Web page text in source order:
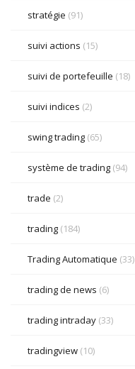
stratégie (91)
suivi actions (15)
suivi de portefeuille (18)
suivi indices (2)
swing trading (65)
système de trading (94)
trade (2)
trading (184)
Trading Automatique (33)
trading de news (6)
trading intraday (33)
tradingview (10)